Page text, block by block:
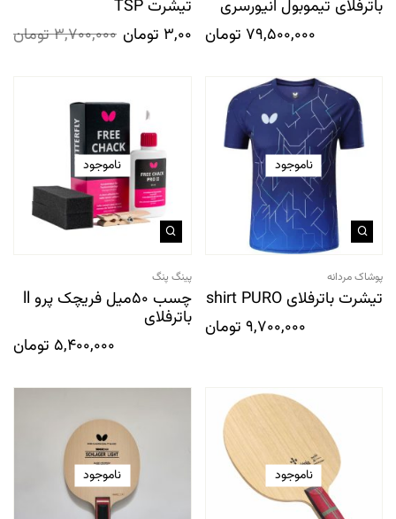
باترفلای تیموبول انیورسری
79,500,000 تومان
تیشرت TSP
3,700,000تومان 3,000,000 تومان
ناموجود
پوشاک مردانه
تیشرت باترفلای shirt PURO
9,700,000 تومان
ناموجود
پینگ پنگ
چسب 50میل فریچک پرو ll
باترفلای
5,400,000 تومان
ناموجود ناموجود